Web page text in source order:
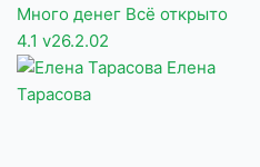
Много денег Всё открыто
4.1 v26.2.02
Елена
Тарасова